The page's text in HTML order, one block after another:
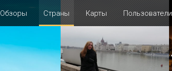
Обзоры Страны Карты Пользователи